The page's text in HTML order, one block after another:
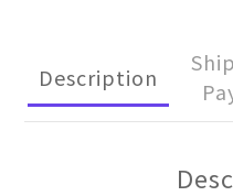
Description